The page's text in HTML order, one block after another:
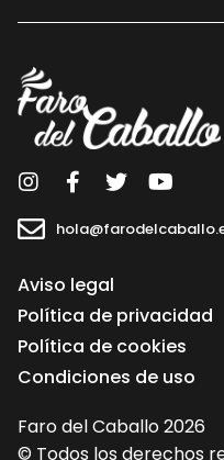
Aviso legal
Política de privacidad
Política de cookies
Condiciones de uso
Faro del Caballo 2026
© Todos los derechos
electrónico
aceptación sus datos no serán